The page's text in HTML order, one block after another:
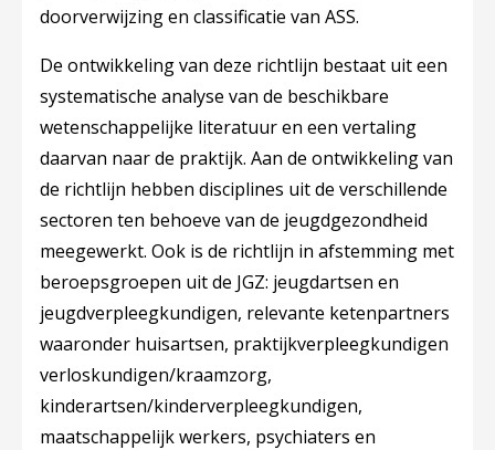
doorverwijzing en classificatie van ASS.
De ontwikkeling van deze richtlijn bestaat uit een
systematische analyse van de beschikbare
wetenschappelijke literatuur en een vertaling
daarvan naar de praktijk. Aan de ontwikkeling van
de richtlijn hebben disciplines uit de verschillende
sectoren ten behoeve van de jeugdgezondheid
meegewerkt. Ook is de richtlijn in afstemming met
beroepsgroepen uit de JGZ: jeugdartsen en
jeugdverpleegkundigen, relevante ketenpartners
waaronder huisartsen, praktijkverpleegkundigen
verloskundigen/kraamzorg,
kinderartsen/kinderverpleegkundigen,
maatschappelijk werkers, psychiaters en